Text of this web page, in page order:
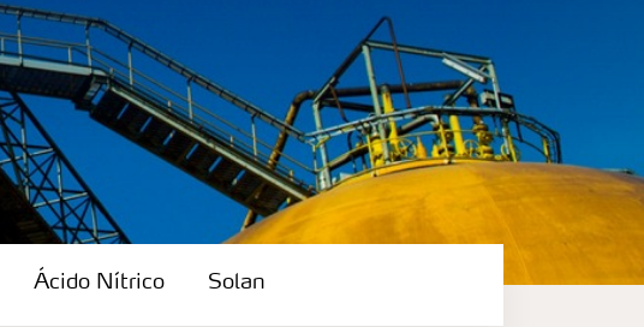
Ácido Nítrico Solan